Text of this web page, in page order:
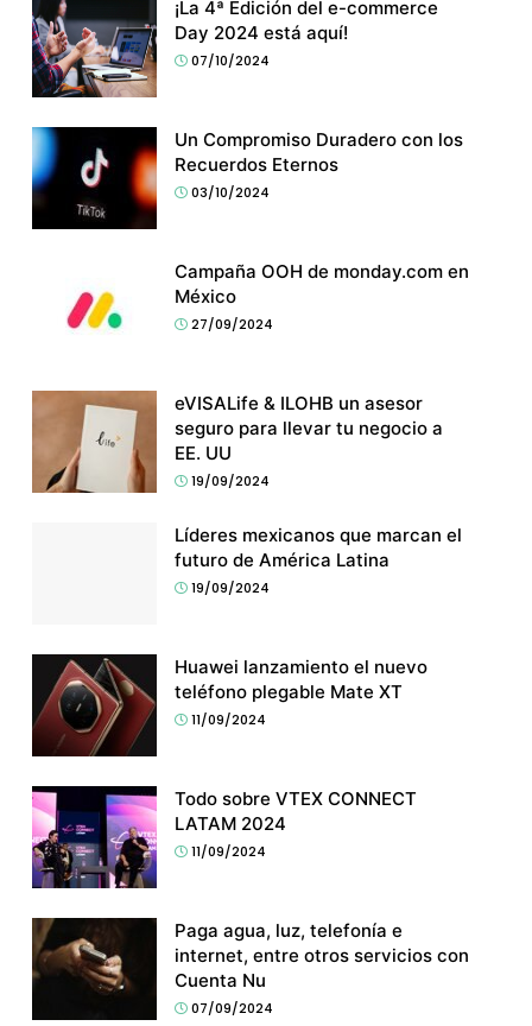
¡La 4ª Edición del e-commerce
Day 2024 está aquí!
07/10/2024
Un Compromiso Duradero con los
Recuerdos Eternos
03/10/2024
Campaña OOH de monday.com en
México
27/09/2024
eVISALife & ILOHB un asesor
seguro para llevar tu negocio a
EE. UU
19/09/2024
Líderes mexicanos que marcan el
futuro de América Latina
19/09/2024
Huawei lanzamiento el nuevo
teléfono plegable Mate XT
11/09/2024
Todo sobre VTEX CONNECT
LATAM 2024
11/09/2024
Paga agua, luz, telefonía e
internet, entre otros servicios con
Cuenta Nu
07/09/2024